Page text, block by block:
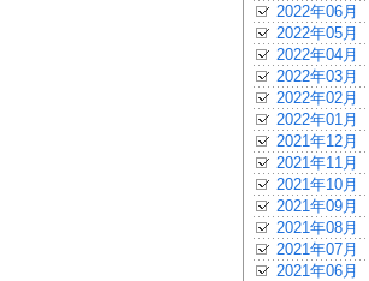
2022年06月
2022年05月
2022年04月
2022年03月
2022年02月
2022年01月
2021年12月
2021年11月
2021年10月
2021年09月
2021年08月
2021年07月
2021年06月